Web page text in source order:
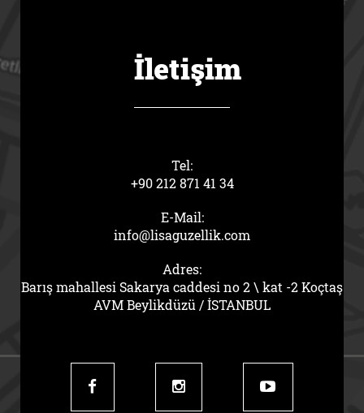
İletişim
Tel:
+90 212 871 41 34
E-Mail:
info@lisaguzellik.com
Adres:
Barış mahallesi Sakarya caddesi no 2 \ kat -2 Koçtaş
AVM Beylikdüzü / İSTANBUL